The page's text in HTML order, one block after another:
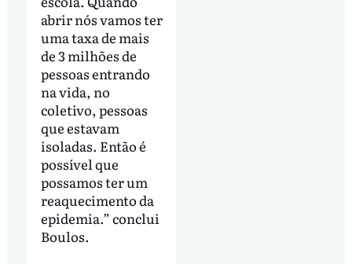
abrir nós vamos ter
uma taxa de mais
de 3 milhões de
pessoas entrando
na vida, no
coletivo, pessoas
que estavam
isoladas. Então é
possível que
possamos ter um
reaquecimento da
epidemia.” conclui
Boulos.